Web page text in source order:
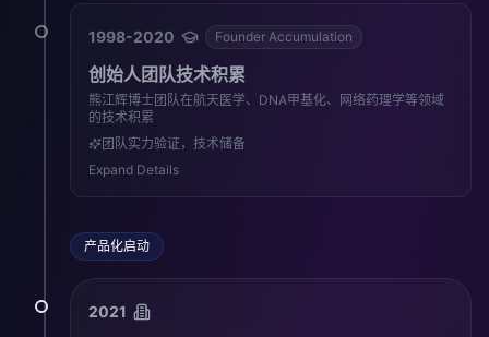
1998-2020 Founder Accumulation
创始人团队技术积累
熊江辉博士团队在航天医学、DNA甲基化、网络药理学等领域
的技术积累
团队实力验证，技术储备
Expand Details
产品化启动
2021